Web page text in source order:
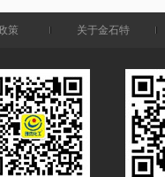
策 关于金石特